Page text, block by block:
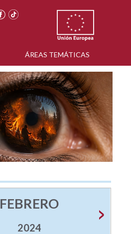
ÁREAS TEMÁTICAS
FEBRERO
2024